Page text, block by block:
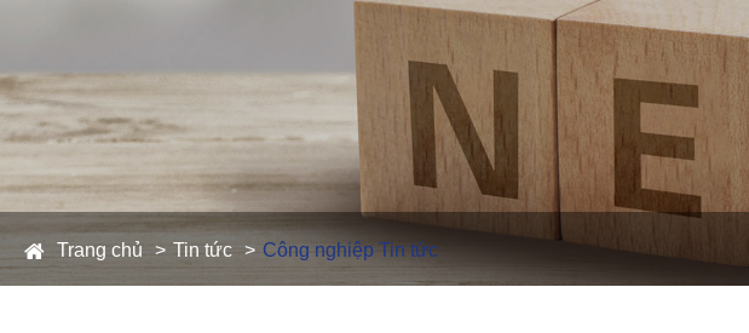
Trang chủ Tin tức Công nghiệp Tin tức